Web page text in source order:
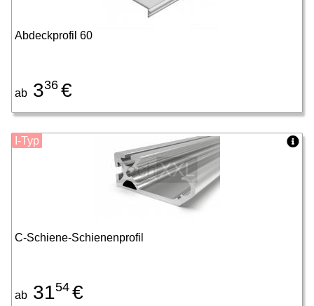
Abdeckprofil 60
ab 336 €
C-Schiene-Schienenprofil
ab 3154 €
I-Typ